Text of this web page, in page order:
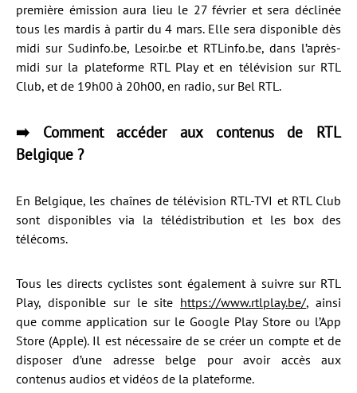
première émission aura lieu le 27 février et sera déclinée
tous les mardis à partir du 4 mars. Elle sera disponible dès
midi sur Sudinfo.be, Lesoir.be et RTLinfo.be, dans l’après-
midi sur la plateforme RTL Play et en télévision sur RTL
Club, et de 19h00 à 20h00, en radio, sur Bel RTL.
➡️ Comment accéder aux contenus de RTL
Belgique ?
En Belgique, les chaînes de télévision RTL-TVI et RTL Club
sont disponibles via la télédistribution et les box des
télécoms.
Tous les directs cyclistes sont également à suivre sur RTL
Play, disponible sur le site https://www.rtlplay.be/, ainsi
que comme application sur le Google Play Store ou l’App
Store (Apple). Il est nécessaire de se créer un compte et de
disposer d’une adresse belge pour avoir accès aux
contenus audios et vidéos de la plateforme.